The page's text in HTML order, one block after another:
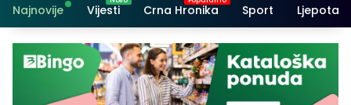
Najnovije Vijesti Crna Hronika Sport Ljepota i